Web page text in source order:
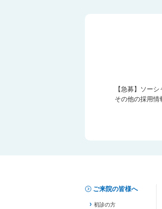
【急募】ソー
その他の採用情
ご来院の皆様へ
初診の方